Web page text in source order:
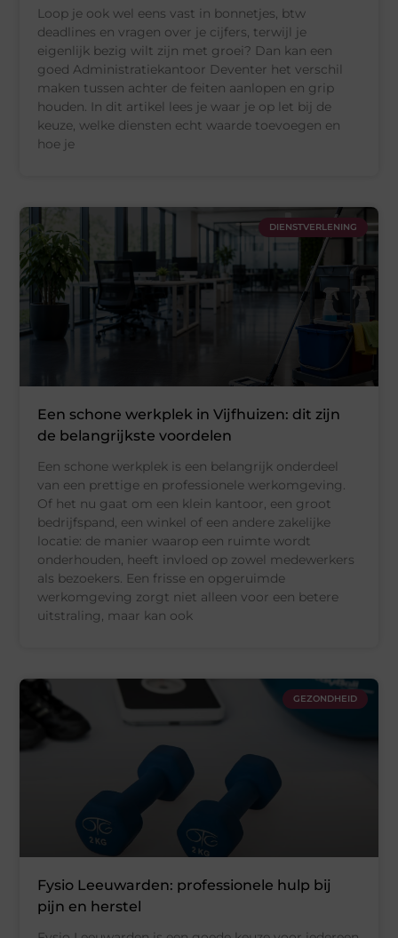
Loop je ook wel eens vast in bonnetjes, btw
deadlines en vragen over je cijfers, terwijl je
eigenlijk bezig wilt zijn met groei? Dan kan een
goed Administratiekantoor Deventer het verschil
maken tussen achter de feiten aanlopen en grip
houden. In dit artikel lees je waar je op let bij de
keuze, welke diensten echt waarde toevoegen en
hoe je
DIENSTVERLENING
Een schone werkplek in Vijfhuizen: dit zijn
de belangrijkste voordelen
Een schone werkplek is een belangrijk onderdeel
van een prettige en professionele werkomgeving.
Of het nu gaat om een klein kantoor, een groot
bedrijfspand, een winkel of een andere zakelijke
locatie: de manier waarop een ruimte wordt
onderhouden, heeft invloed op zowel medewerkers
als bezoekers. Een frisse en opgeruimde
werkomgeving zorgt niet alleen voor een betere
uitstraling, maar kan ook
GEZONDHEID
Fysio Leeuwarden: professionele hulp bij
pijn en herstel